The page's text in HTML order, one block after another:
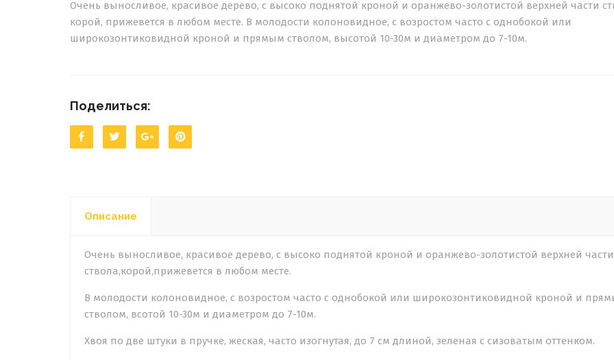
Очень выносливое, красивое дерево, с высоко поднятой кроной и оранжево-золотистой верхней части
корой, прижевется в любом месте. В молодости колоновидное, с возростом часто с однобокой или
широкозонтиковидной кроной и прямым стволом, высотой 10-30м и диаметром до 7-10м.
Поделиться:
Описание
Очень выносливое, красивое дерево, с высоко поднятой кроной и оранжево-золотистой верхней части
ствола,корой,прижевется в любом месте.
В молодости колоновидное, с возростом часто с однобокой или широкозонтиковидной кроной и
стволом, всотой 10-30м и диаметром до 7-10м.
Хвоя по две штуки в пручке, жеская, часто изогнутая, до 7 см длиной, зеленая с сизоватым оттенком.